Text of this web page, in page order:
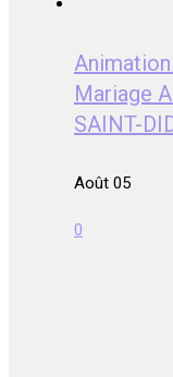
Mariage
SAINT-
Août 05
0